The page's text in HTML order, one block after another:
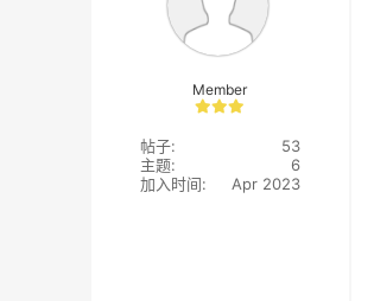
Member
帖子:
53
主题:
6
加入时间:
Apr 2023